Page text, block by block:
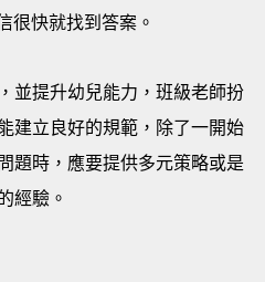
很快就找到答案。
並提升幼兒能力，班級老師扮
建立良好的規範，除了一開始
題時，應要提供多元策略或是
經驗。